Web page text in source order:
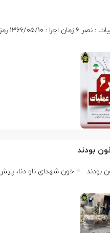
الحسین (ع)…
بودند
بودند خون شهدای ناو دنا، پیش